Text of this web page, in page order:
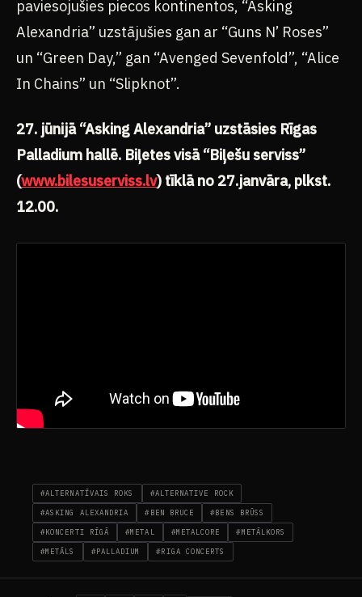
paviesojušies piecos kontinentos, “Asking
Alexandria” uzstājušies gan ar “Guns N’ Roses”
un “Green Day,” gan “Avenged Sevenfold”, “Alice
In Chains” un “Slipknot”.
27. jūnijā “Asking Alexandria” uzstāsies Rīgas
Palladium hallē. Biļetes visā “Biļešu serviss”
(www.bilesuserviss.lv) tīklā no 27.janvāra, plkst.
12.00.
#ALTERNATĪVAIS ROKS #ALTERNATIVE ROCK
#ASKING ALEXANDRIA #BEN BRUCE #BENS BRŪSS
#KONCERTI RĪGĀ #METAL #METALCORE #METĀLKORS
#METĀLS #PALLADIUM #RIGA CONCERTS